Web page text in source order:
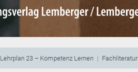
Lehrplan 23 – Kompetenz Lernen Fachliteratur